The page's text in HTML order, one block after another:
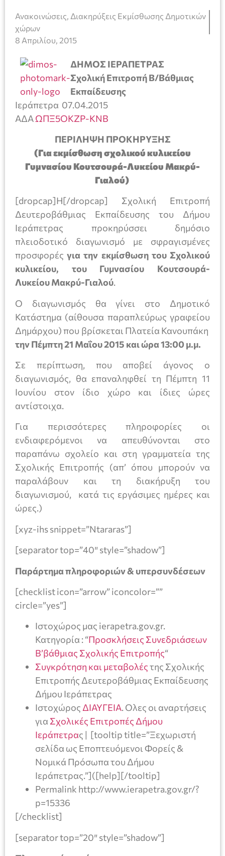
Ανακοινώσεις Διακηρύξεις Εκμίσθωσης Δημοτικών
χώρων
8 Απριλίου, 2015
ΔΗΜΟΣ ΙΕΡΑΠΕΤΡΑΣ
Σχολική Επιτροπή Β/Βάθμιας
Εκπαίδευσης
Ιεράπετρα 07.04.2015
ΑΔΑΩΠΞ5ΟΚΖΡ-ΚΝΒ
ΠΕΡΙΛΗΨΗ ΠΡΟΚΗΡΥΞΗΣ
(Για εκμίσθωση σχολικού κυλικείου
Γυμνασίου Κουτσουρά-Λυκείου Μακρύ-
Γιαλού)
[dropcap]Η[/dropcap] Σχολική Επιτροπή
Δευτεροβάθμιας Εκπαίδευσης του Δήμου
Ιεράπετρας προκηρύσσει δημόσιο
πλειοδοτικό διαγωνισμό με σφραγισμένες
προσφορέςγια την εκμίσθωση του Σχολικού
κυλικείου, του Γυμνασίου Κουτσουρά-
Λυκείου Μακρύ-Γιαλού.
Ο διαγωνισμός θα γίνει στο Δημοτικό
Κατάστημα (αίθουσα παραπλεύρως γραφείου
Δημάρχου) που βρίσκεται Πλατεία Κανουπάκη
την Πέμπτη 21 Μαΐου 2015 και ώρα 13:00 μ.μ.
Σε περίπτωση, που αποβεί άγονος ο
διαγωνισμός, θα επαναληφθεί τη Πέμπτη 11
Ιουνίου στον ίδιο χώρο και ίδιες ώρες
αντίστοιχα.
Για περισσότερες πληροφορίες οι
ενδιαφερόμενοι να απευθύνονται στο
παραπάνω σχολείο και στη γραμματεία της
Σχολικής Επιτροπής (απ’ όπου μπορούν να
παραλάβουν και τη διακήρυξη του
διαγωνισμού, κατά τις εργάσιμες ημέρες και
ώρες.)
[xyz-ihs snippet=”Ntararas”]
[separator top=”40″ style=”shadow”]
Παράρτημα πληροφοριών & υπερσυνδέσεων
[checklist icon=”arrow” iconcolor=””
circle=”yes”]
Ιστοχώρος μας ierapetra.gov.gr.
Κατηγορία : “Προσκλήσεις Συνεδριάσεων
Β’βάθμιας Σχολικής Επιτροπής“
Συγκρότηση και μεταβολέςτης Σχολικής
Επιτροπής Δευτεροβάθμιας Εκπαίδευσης
Δήμου Ιεράπετρας
ΙστοχώροςΔΙΑΥΓΕΙΑ. Ολες οι αναρτήσεις
γιαΣχολικές Επιτροπές Δήμου
Ιεράπετρας | [tooltip title=”Ξεχωριστή
σελίδα ως Εποπτευόμενοι Φορείς &
Nομικά Πρόσωπα του Δήμου
Ιεράπετρας.”]([help][/tooltip]
Permalink http://www.ierapetra.gov.gr/?
p=15336
[/checklist]
[separator top=”20″ style=”shadow”]